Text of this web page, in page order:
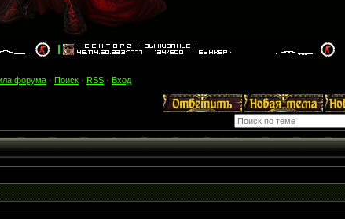
форума · Поиск · RSS · Вход